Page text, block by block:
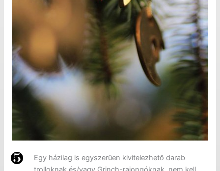
Egy házilag is egyszerűen kivitelezhető darab